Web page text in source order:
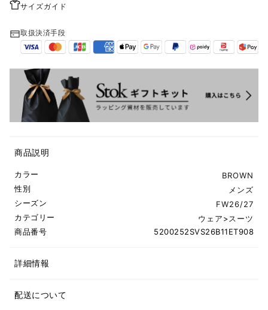
サイズガイド
取扱決済手段
商品説明
カラー
BROWN
性別
メンズ
シーズン
FW26/27
カテゴリー
ウェア>スーツ
商品番号
5200252SVS26B11ET908
詳細情報
配送について